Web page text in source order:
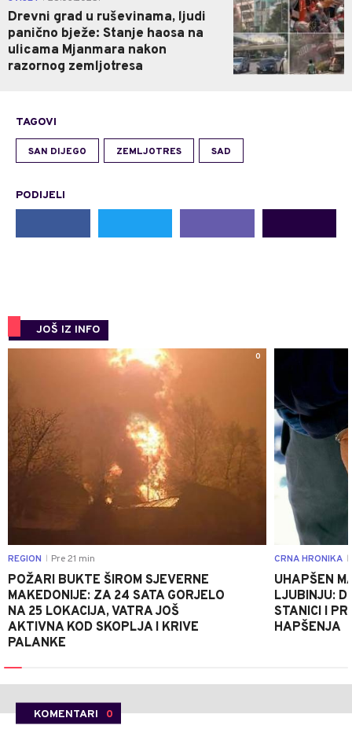
Drevni grad u ruševinama, ljudi
panično bježe: Stanje haosa na
ulicama Mjanmara nakon
razornog zemljotresa
TAGOVI
SAN DIJEGO ZEMLJOTRES SAD
PODIJELI
JOŠ IZ INFO
0
REGION Pre 21 min
POŽARI BUKTE ŠIROM SJEVERNE
MAKEDONIJE: ZA 24 SATA GORJELO
NA 25 LOKACIJA, VATRA JOŠ
AKTIVNA KOD SKOPLJA I KRIVE
PALANKE
CRNA HRONIKA
UHAPŠEN
LJUBINJU:
STANICI I
HAPŠENJA
KOMENTARI 0